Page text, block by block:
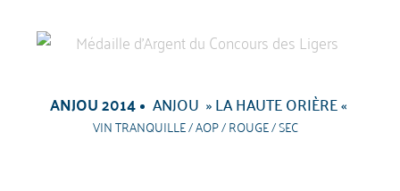
ANJOU 2014 ANJOU » LA HAUTE ORIÈRE «
VIN TRANQUILLE / AOP / ROUGE / SEC